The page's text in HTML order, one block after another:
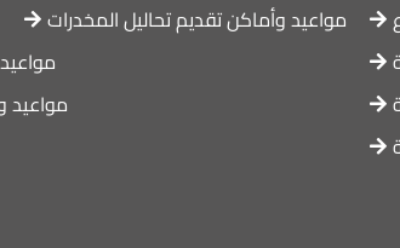
مواعيد
مواعيد وأماكن تقديم تحاليل المخدرات